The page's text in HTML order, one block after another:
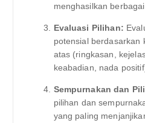
menghasilkan
Evaluasi Pilihan:
potensial berdasarkan
atas (ringkasan,
keabadian, nada
Sempurnakan dan
pilihan dan
yang paling